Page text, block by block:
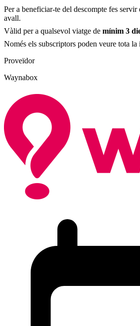
Per a beneficiar-te del descompte fes servir
avall.
Vàlid per a qualsevol viatge de mínim 3
Només els subscriptors poden veure tota
Proveïdor
Waynabox